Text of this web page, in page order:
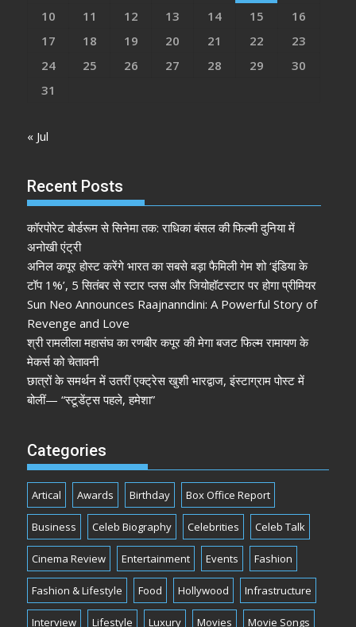
10
11 12 13 14 15
16
17
18 19 20 21 22
23
24
25 26 27 28 29
30
31
« Jul
Recent Posts
कॉरपोरेट बोर्डरूम से सिनेमा तक: राधिका बंसल की फिल्मी दुनिया में
अनोखी एंट्री
अनिल कपूर होस्ट करेंगे भारत का सबसे बड़ा फैमिली गेम शो ‘इंडिया के
टॉप 1%’, 5 सितंबर से स्टार प्लस और जियोहॉटस्टार पर होगा प्रीमियर
Sun Neo Announces Raajnanndini: A Powerful Story of
Revenge and Love
श्री रामलीला महासंघ का रणबीर कपूर की मेगा बजट फिल्म रामायण के
मेकर्स को चेतावनी
छात्रों के समर्थन में उतरीं एक्ट्रेस खुशी भारद्वाज, इंस्टाग्राम पोस्ट में
बोलीं— “स्टूडेंट्स पहले, हमेशा”
Categories
Artical Awards Birthday Box Office Report
Business Celeb Biography Celebrities Celeb Talk
Cinema Review Entertainment Events Fashion
Fashion & Lifestyle Food Hollywood Infrastructure
Interview Lifestyle Luxury Movies Movie Songs